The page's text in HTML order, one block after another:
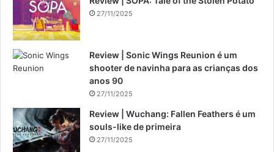
27/11/2025
Review | Sonic Wings Reunion é um
shooter de navinha para as crianças dos
anos 90
27/11/2025
Review | Wuchang: Fallen Feathers é um
souls-like de primeira
27/11/2025